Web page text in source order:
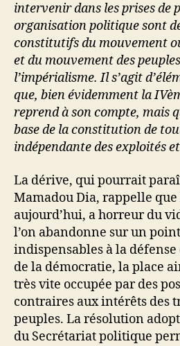
intervenir dans les prises de
organisation politique sont
constitutifs du mouvement
et du mouvement des
l’impérialisme. Il s’agit
que, bien évidemment la
reprend à son compte, mais
base de la constitution de
indépendante des exploités
La dérive, qui pourrait
Mamadou Dia, rappelle
aujourd’hui, a horreur du
l’on abandonne sur un
indispensables à la
de la démocratie, la place
très vite occupée par des
contraires aux intérêts des
peuples. La résolution
du Secrétariat politique